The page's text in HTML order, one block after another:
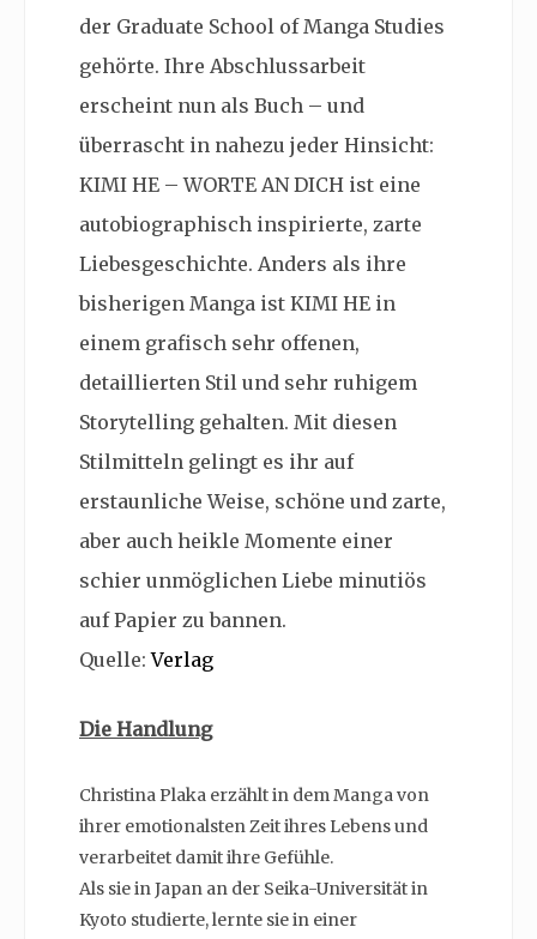
der Graduate School of Manga Studies
gehörte. Ihre Abschlussarbeit
erscheint nun als Buch – und
überrascht in nahezu jeder Hinsicht:
KIMI HE – WORTE AN DICH ist eine
autobiographisch inspirierte, zarte
Liebesgeschichte. Anders als ihre
bisherigen Manga ist KIMI HE in
einem grafisch sehr offenen,
detaillierten Stil und sehr ruhigem
Storytelling gehalten. Mit diesen
Stilmitteln gelingt es ihr auf
erstaunliche Weise, schöne und zarte,
aber auch heikle Momente einer
schier unmöglichen Liebe minutiös
auf Papier zu bannen.
Quelle: Verlag
Die Handlung
Christina Plaka erzählt in dem Manga von
ihrer emotionalsten Zeit ihres Lebens und
verarbeitet damit ihre Gefühle.
Als sie in Japan an der Seika-Universität in
Kyoto studierte, lernte sie in einer